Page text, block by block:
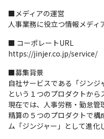
■メディアの運営
人事業務に役立つ情報メディ
■ コーポレートURL
https://jinjer.co.jp/service/
■募集背景
自社サービスである「ジンジ
という１つのプロダクトから
現在では、人事労務・勤怠
精算の５つのプロダクトで
ム「ジンジャー」として進化